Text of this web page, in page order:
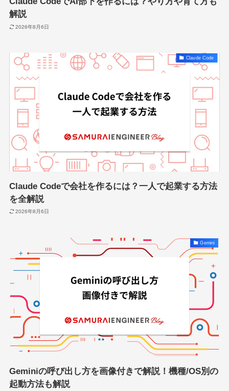
解説
2026年8月6日
Claude Code
Claude Codeで会社を作るには？一人で起業する方法
を全解説
2026年8月6日
Gemini
Geminiの呼び出し方を画像付きで解説！機種/OS別の
起動方法も解説